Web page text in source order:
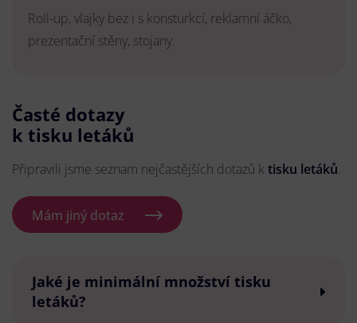
Roll-up, vlajky bez i s konsturkcí, reklamní áčko,
prezentační stěny, stojany.
Časté dotazy
k tisku letáků
Připravili jsme seznam nejčastějších dotazů k tisku letáků.
Mám jiný dotaz
Jaké je minimální množství tisku
letáků?